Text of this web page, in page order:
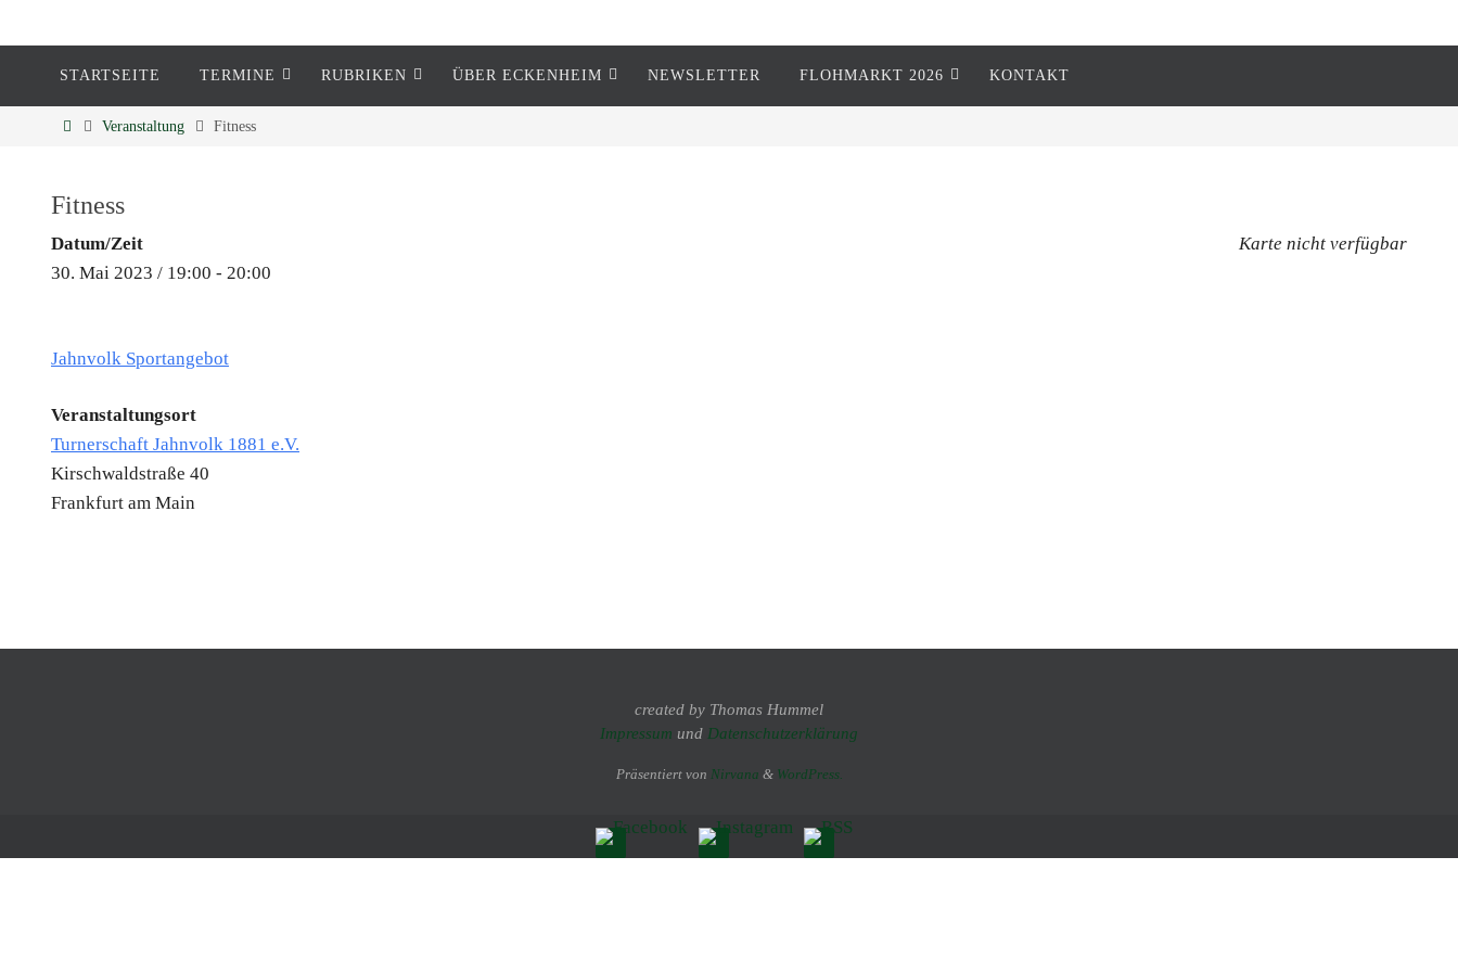
Eckenheim
STARTSEITE TERMINE RUBRIKEN ÜBER ECKENHEIM NEWSLETTER FLOHMARKT 2026 KONTAKT
Veranstaltung Fitness
Fitness
Karte nicht verfügbar
Datum/Zeit
30. Mai 2023 / 19:00 - 20:00
Jahnvolk Sportangebot
Veranstaltungsort
Turnerschaft Jahnvolk 1881 e.V.
Kirschwaldstraße 40
Frankfurt am Main
created by Thomas Hummel
Impressum und Datenschutzerklärung
Präsentiert von Nirvana & WordPress.